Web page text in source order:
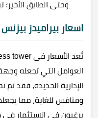
وحتى الطابق
اسعار بيراميدز بيزنس
العوامل التي تجعله
الإدارية الجديدة، فقد
ومنافس للغاية، مما
يرغبون في الاستثمار